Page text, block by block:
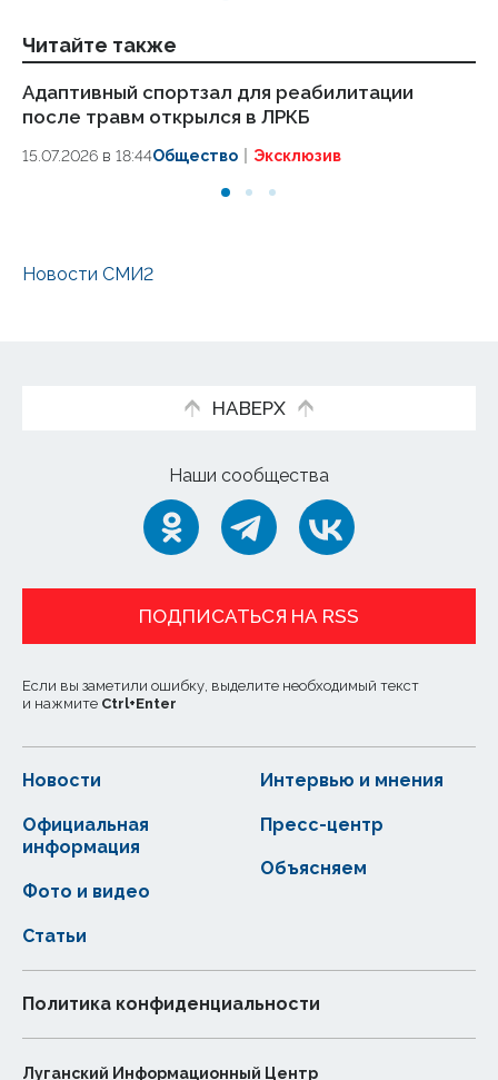
Читайте также
Адаптивный спортзал для реабилитации
после травм открылся в ЛРКБ
15.07.2026 в 18:44Общество Эксклюзив
Новости СМИ2
НАВЕРХ
Наши сообщества
ПОДПИСАТЬСЯ НА RSS
Если вы заметили ошибку, выделите необходимый текст
и нажмите Ctrl+Enter
Новости
Статьи
Официальная
информация
Интервью и мнения
Фото и видео
Пресс-центр
Объясняем
Политика конфиденциальности
Луганский Информационный Центр